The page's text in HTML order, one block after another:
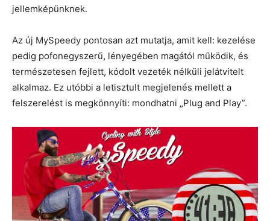
jellemképünknek.
Az új MySpeedy pontosan azt mutatja, amit kell: kezelése
pedig pofonegyszerű, lényegében magától működik, és
természetesen fejlett, kódolt vezeték nélküli jelátvitelt
alkalmaz. Ez utóbbi a letisztult megjelenés mellett a
felszerelést is megkönnyíti: mondhatni „Plug and Play”.